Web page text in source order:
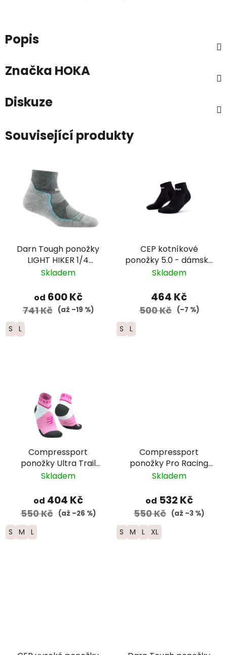
Popis
Značka HOKA
Diskuze
Související produkty
Darn Tough ponožky
LIGHT HIKER 1/4
Lightweight Merino -
Skladem
od 600 Kč
741 Kč (až –19 %)
S L
CEP kotníkové
ponožky 5.0 - dámské
– černá
Skladem
464 Kč
500 Kč (–7 %)
S L
Compressport
ponožky Ultra Trail
nízké - růžová/bílá/
Skladem
od 404 Kč
550 Kč (až –26 %)
S M L
Compressport
ponožky Pro Racing
Trail v4.0 - UTMB 2026
Skladem
od 532 Kč
550 Kč (až –3 %)
S M L XL